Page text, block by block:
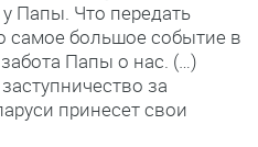
у Папы. Что передать
самое большое событие в
Папы о нас. (…)
за
принесет свои